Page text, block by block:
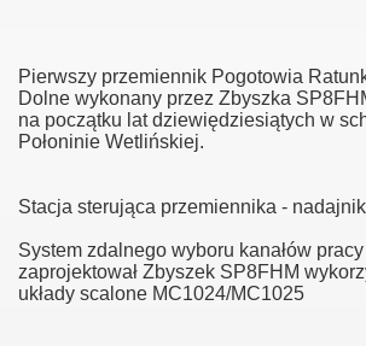
Pierwszy przemiennik Pogotowia
Dolne wykonany przez Zbyszka
na początku lat dziewiędziesiątych w
Połoninie Wetlińskiej.
Stacja sterująca przemiennika -
System zdalnego wyboru kanałów
zaprojektował Zbyszek SP8FHM
układy scalone MC1024/MC1025